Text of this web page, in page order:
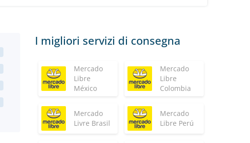
I migliori servizi di consegna
Mercado
Libre
México
Mercado
Libre
Colombia
Mercado
Livre Brasil
Mercado
Libre Perú